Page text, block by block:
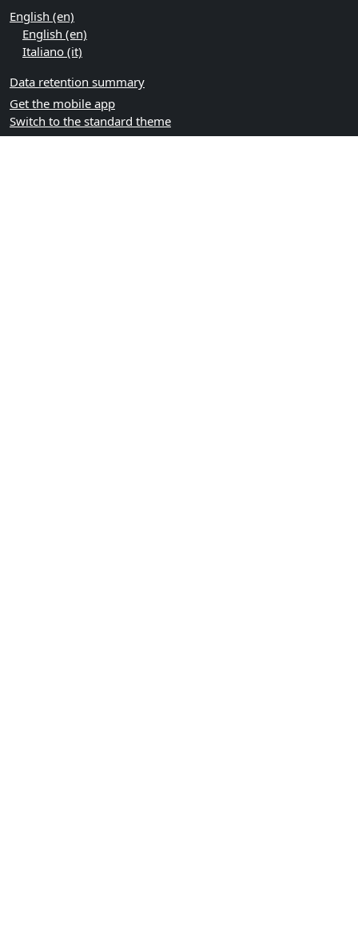
English ‎(en)‎
English ‎(en)‎
Italiano ‎(it)‎
Data retention summary
Get the mobile app
Switch to the standard theme